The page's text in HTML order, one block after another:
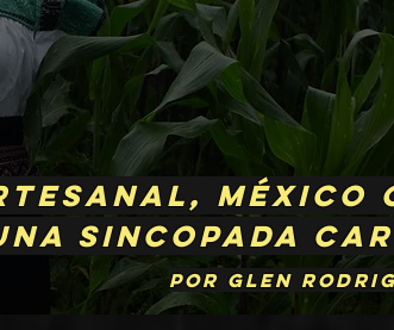
México
sincopada
Por Glen